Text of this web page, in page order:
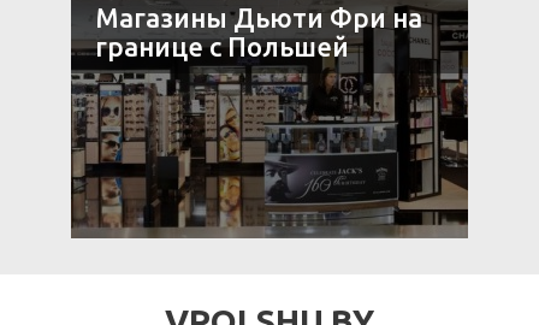
Магазины Дьюти Фри на
границе с Польшей